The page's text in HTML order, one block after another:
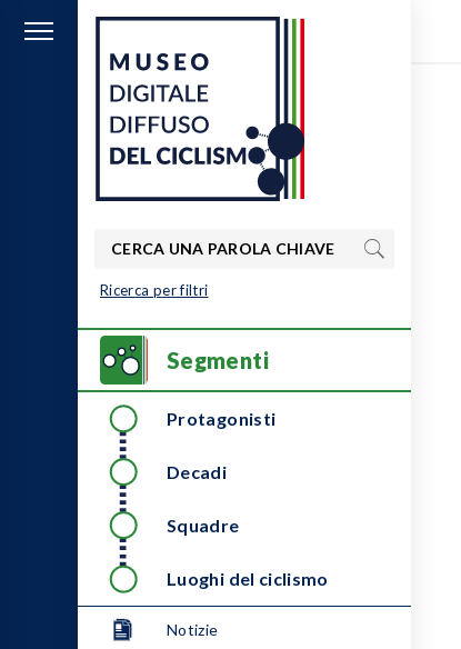
MUSEO DIGITALE
DIFFUSO DEL
CICLISMO
la lente del ciclismo
Ricerca per filtri
Primary
Menu
Segmenti
Protagonisti
Decadi
Squadre
Luoghi del ciclismo
Notizie